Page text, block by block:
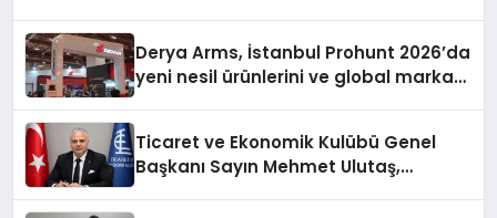
Derya Arms, İstanbul Prohunt 2026’da
yeni nesil ürünlerini ve global marka
Ticaret ve Ekonomik Kulübü Genel
Başkanı Sayın Mehmet Ulutaş,